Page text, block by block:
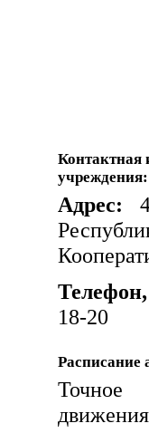
Контактная
учреждения:
Адрес:
18-20
Расписание